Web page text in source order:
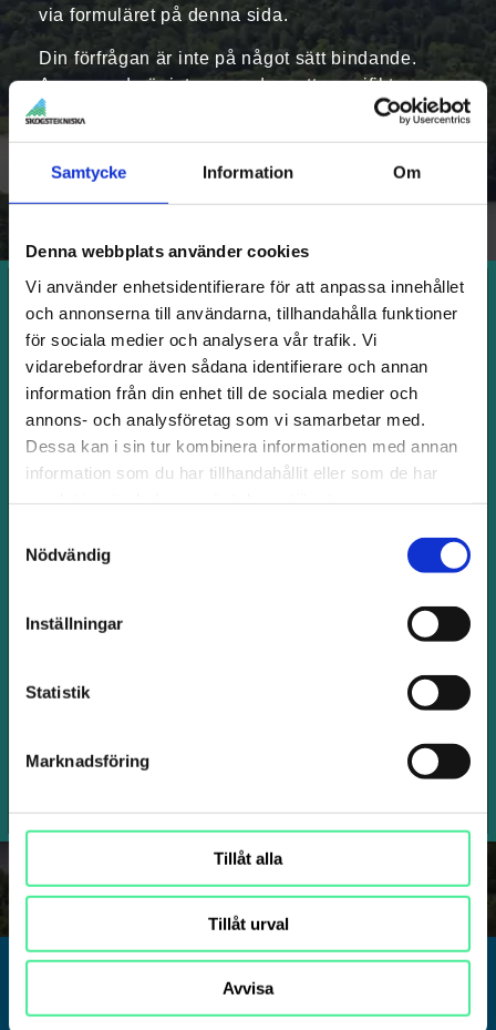
Samtycke Information Om
Denna webbplats använder cookies
Vi använder enhetsidentifierare för att anpassa innehållet
och annonserna till användarna, tillhandahålla funktioner
för sociala medier och analysera vår trafik. Vi
vidarebefordrar även sådana identifierare och annan
information från din enhet till de sociala medier och
annons- och analysföretag som vi samarbetar med.
Dessa kan i sin tur kombinera informationen med annan
information som du har tillhandahållit eller som de har
Nödvändig
Inställningar
Statistik
Marknadsföring
Tillåt alla
Tillåt urval
Avvisa
via formuläret på denna sida.
Din förfrågan är inte på något sätt bindande.
Ange om du är intresserad av ett specifikt
kursdatum, eller om du har andra önskemål.
deltagarpris, eller offert vid större
gruppbokningar.
Intresseanmälan
SKICKA IN FÖRFRÅGAN
Aktuella kursdatum